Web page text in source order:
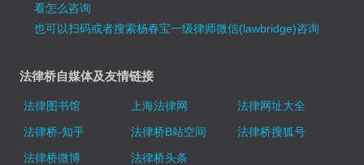
看怎么咨询
也可以扫码或者搜索杨春宝一级律师微信(lawbridge)咨询
法律桥自媒体及友情链接
法律图书馆 上海法律网
法律网址大全
法律桥-知乎
法律桥B站空间
法律桥搜狐号
法律桥微博
法律桥头条